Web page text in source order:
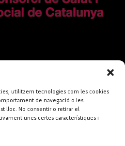
utilitzem tecnologies com les cookies
de navegació o les
lloc. No consentir o retirar el
unes certes característiques i